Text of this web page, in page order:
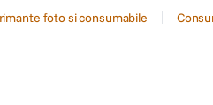
foto si consumabile